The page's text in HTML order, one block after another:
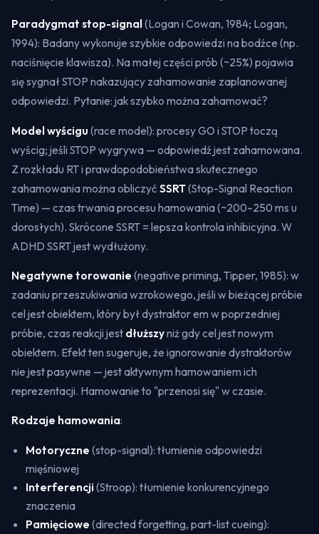
Paradygmat stop-signal (Logan i Cowan, 1984; Logan,
1994): Badany wykonuje szybkie odpowiedzi na bodźce (np.
naciśnięcie klawisza). Na małej części prób (~25%) pojawia
się sygnał STOP nakazujący zahamowanie zaplanowanej
odpowiedzi. Pytanie: jak szybko można zahamować?
Model wyścigu (race model): procesy GO i STOP toczą
wyścig; jeśli STOP wygrywa — odpowiedź jest zahamowana.
Z rozkładu RT i prawdopodobieństwa skutecznego
zahamowania można obliczyć SSRT(Stop-Signal Reaction
Time) — czas trwania procesu hamowania (~200–250 ms u
dorosłych). Skrócone SSRT = lepsza kontrola inhibicyjna. W
ADHD SSRT jest wydłużony.
Negatywne torowanie (negative priming, Tipper, 1985): w
zadaniu przeszukiwania wzrokowego, jeśli w bieżącej próbie
cel jest obiektem, który był dystraktor em w poprzedniej
próbie, czas reakcji jest dłuższyniż gdy cel jest nowym
obiektem. Efekt ten sugeruje, że ignorowanie dystraktorów
nie jest pasywne — jest aktywnym hamowaniem ich
reprezentacji. Hamowanie to "przenosi się" w czasie.
Rodzaje hamowania:
Motoryczne (stop-signal): tłumienie odpowiedzi
mięśniowej
Interferencji (Stroop): tłumienie konkurencyjnego
znaczenia
Pamięciowe (directed forgetting, part-list cueing):